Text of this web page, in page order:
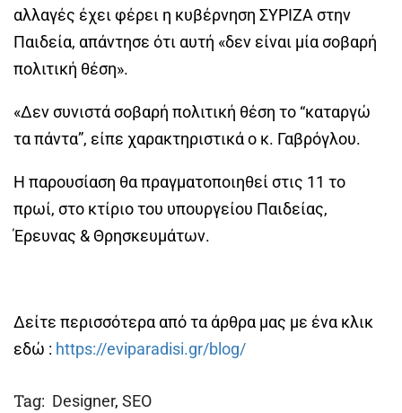
αλλαγές έχει φέρει η κυβέρνηση ΣΥΡΙΖΑ στην
Παιδεία, απάντησε ότι αυτή «δεν είναι μία σοβαρή
πολιτική θέση».
«Δεν συνιστά σοβαρή πολιτική θέση το “καταργώ
τα πάντα”, είπε χαρακτηριστικά ο κ. Γαβρόγλου.
Η παρουσίαση θα πραγματοποιηθεί στις 11 το
πρωί, στο κτίριο του υπουργείου Παιδείας,
Έρευνας & Θρησκευμάτων.
Δείτε περισσότερα από τα άρθρα μας με ένα κλικ
εδώ : https://eviparadisi.gr/blog/
Tag: Designer, SEO